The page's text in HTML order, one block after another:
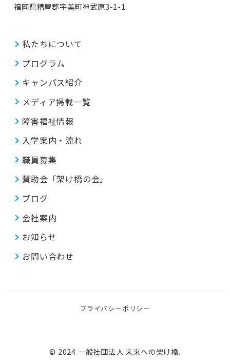
福岡県糟屋郡宇美町神武原3-1-1
私たちについて
プログラム
キャンパス紹介
メディア掲載一覧
障害福祉情報
入学案内・流れ
職員募集
賛助会「架け橋の会」
ブログ
会社案内
お知らせ
お問い合わせ
© 2024 一般社団法人 未来への架け橋.
プライバシーポリシー